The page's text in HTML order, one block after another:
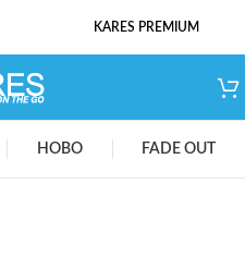
KARES PREMIUM
НОВО FADE OUT